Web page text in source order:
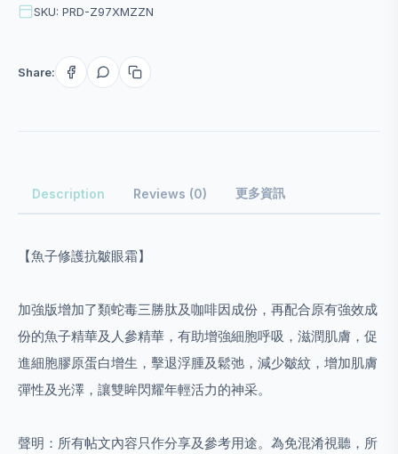
SKU: PRD-Z97XMZZN
Share:
Description Reviews (0) 更多資訊
【魚子修護抗皺眼霜】
加強版增加了類蛇毒三勝肽及咖啡因成份，再配合原有強效成
份的魚子精華及人參精華，有助增強細胞呼吸，滋潤肌膚，促
進細胞膠原蛋白增生，擊退浮腫及鬆弛，減少皺紋，增加肌膚
彈性及光澤，讓雙眸閃耀年輕活力的神采。
聲明：所有帖文內容只作分享及參考用途。為免混淆視聽，所